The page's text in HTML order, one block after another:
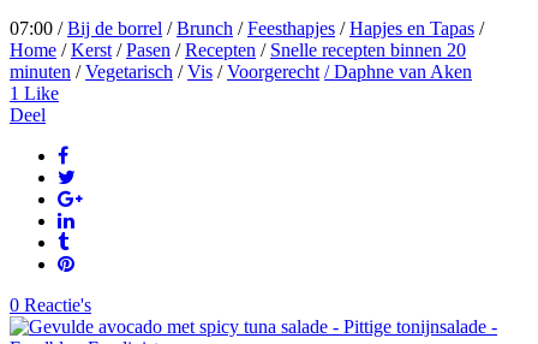
07:00 /Bij de borrel /Brunch /Feesthapjes /Hapjes en Tapas /
Home /Kerst /Pasen /Recepten / Snelle recepten binnen 20
minuten /Vegetarisch /Vis /Voorgerecht / Daphne van Aken
1 Like
Deel
0 Reactie's